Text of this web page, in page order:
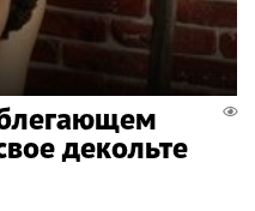
декольте